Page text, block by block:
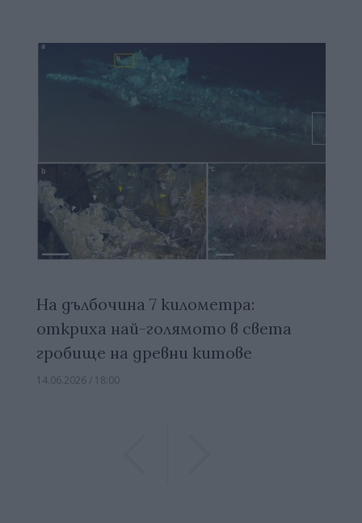
На дълбочина 7 километра:
откриха най-голямото в света
гробище на древни китове
14.06.2026 / 18:00